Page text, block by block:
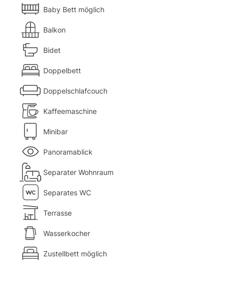
Baby Bett möglich
Balkon
Bidet
Doppelbett
Doppelschlafcouch
Kaffeemaschine
Minibar
Panoramablick
Separater Wohnraum
Separates WC
Terrasse
Wasserkocher
Zustellbett möglich